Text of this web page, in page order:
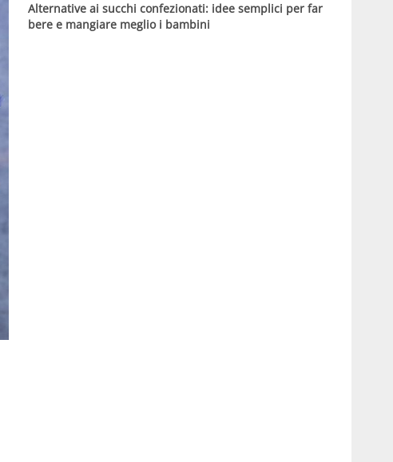
Alternative ai succhi confezionati: idee semplici per far
bere e mangiare meglio i bambini